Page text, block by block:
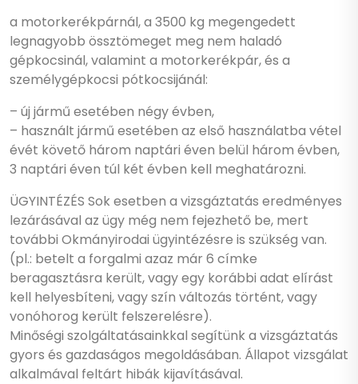
a motorkerékpárnál, a 3500 kg megengedett
legnagyobb össztömeget meg nem haladó
gépkocsinál, valamint a motorkerékpár, és a
személygépkocsi pótkocsijánál:
– új jármű esetében négy évben,
– használt jármű esetében az első használatba vétel
évét követő három naptári éven belül három évben,
3 naptári éven túl két évben kell meghatározni.
ÜGYINTÉZÉS Sok esetben a vizsgáztatás eredményes
lezárásával az ügy még nem fejezhető be, mert
további Okmányirodai ügyintézésre is szükség van.
(pl.: betelt a forgalmi azaz már 6 címke
beragasztásra került, vagy egy korábbi adat elírást
kell helyesbíteni, vagy szín változás történt, vagy
vonóhorog került felszerelésre).
Minőségi szolgáltatásainkkal segítünk a vizsgáztatás
gyors és gazdaságos megoldásában. Állapot vizsgálat
alkalmával feltárt hibák kijavításával.